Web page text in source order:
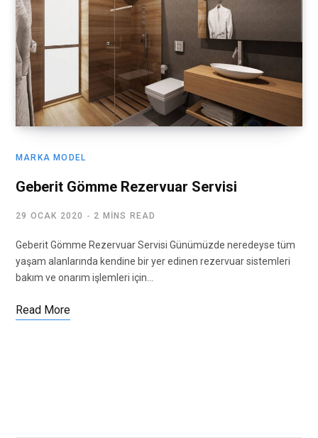
MARKA MODEL
Geberit Gömme Rezervuar Servisi
29 OCAK 2020 2 MINS READ
Geberit Gömme Rezervuar Servisi Günümüzde neredeyse tüm
yaşam alanlarında kendine bir yer edinen rezervuar sistemleri
bakım ve onarım işlemleri için…
Read More